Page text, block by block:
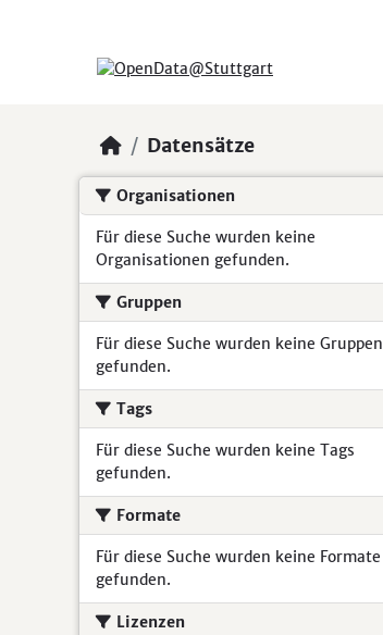
Datensätze
Organisationen
Für diese Suche wurden keine
Organisationen gefunden.
Gruppen
Für diese Suche wurden keine Gruppen
gefunden.
Tags
Für diese Suche wurden keine Tags
gefunden.
Formate
Für diese Suche wurden keine Formate
gefunden.
Lizenzen